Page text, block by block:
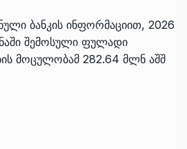
ბანკის ინფორმაციით, 2026
შემოსული ფულადი
მოცულობამ 282.64 მლნ აშშ